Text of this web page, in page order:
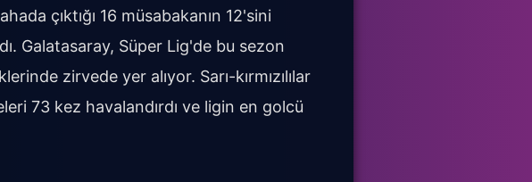
çıktığı 16 müsabakanın 12'sini
Galatasaray, Süper Lig'de bu sezon
zirvede yer alıyor. Sarı-kırmızılılar
73 kez havalandırdı ve ligin en golcü